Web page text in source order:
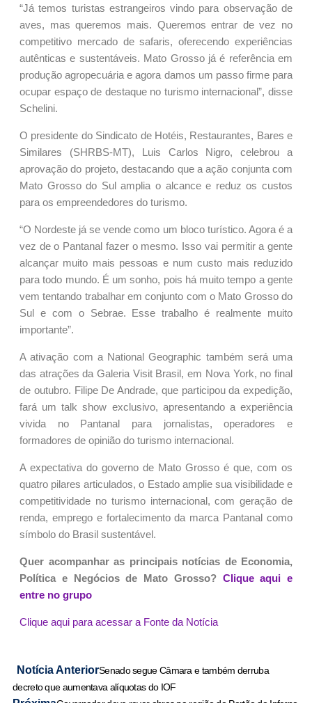
“Já temos turistas estrangeiros vindo para observação de
aves, mas queremos mais. Queremos entrar de vez no
competitivo mercado de safaris, oferecendo experiências
autênticas e sustentáveis. Mato Grosso já é referência em
produção agropecuária e agora damos um passo firme para
ocupar espaço de destaque no turismo internacional”, disse
Schelini.
O presidente do Sindicato de Hotéis, Restaurantes, Bares e
Similares (SHRBS-MT), Luis Carlos Nigro, celebrou a
aprovação do projeto, destacando que a ação conjunta com
Mato Grosso do Sul amplia o alcance e reduz os custos
para os empreendedores do turismo.
“O Nordeste já se vende como um bloco turístico. Agora é a
vez de o Pantanal fazer o mesmo. Isso vai permitir a gente
alcançar muito mais pessoas e num custo mais reduzido
para todo mundo. É um sonho, pois há muito tempo a gente
vem tentando trabalhar em conjunto com o Mato Grosso do
Sul e com o Sebrae. Esse trabalho é realmente muito
importante”.
A ativação com a National Geographic também será uma
das atrações da Galeria Visit Brasil, em Nova York, no final
de outubro. Filipe De Andrade, que participou da expedição,
fará um talk show exclusivo, apresentando a experiência
vivida no Pantanal para jornalistas, operadores e
formadores de opinião do turismo internacional.
A expectativa do governo de Mato Grosso é que, com os
quatro pilares articulados, o Estado amplie sua visibilidade e
competitividade no turismo internacional, com geração de
renda, emprego e fortalecimento da marca Pantanal como
símbolo do Brasil sustentável.
Quer acompanhar as principais notícias de Economia,
Política e Negócios de Mato Grosso? Clique aqui e
entre no grupo
Clique aqui para acessar a Fonte da Notícia
Notícia AnteriorSenado segue Câmara e também derruba
decreto que aumentava alíquotas do IOF